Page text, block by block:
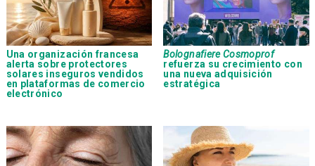
Una organización francesa
alerta sobre protectores
solares inseguros vendidos
en plataformas de comercio
electrónico
Bolognafiere Cosmoprof
refuerza su crecimiento con
una nueva adquisición
estratégica